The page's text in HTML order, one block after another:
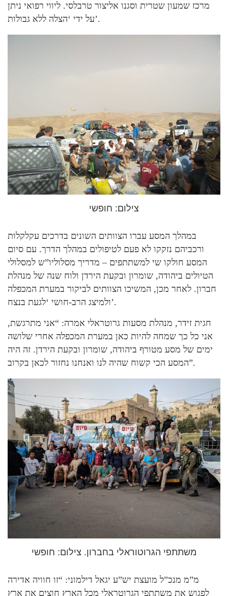
מרכז שמעון שטרית וסגנו אליצור טרבלסי. ליווי רפואי ניתן
על ידי ‘הצלה ללא גבולות’.
צילום: חופשי
במהלך המסע עברו הצוותים השונים בדרכים עקלקלות
ורכביהם נזקקו לא פעם לטיפולים במהלך הדרך. עם סיום
המסע חולקו שי למשתתפים – מדריך מסלוליו”ש למסלולי
הטיולים ביהודה, שומרון ובקעת הירדן ולוח שנה של מנהלת
חברון. לאחר מכן, המשיכו הצוותים לביקור במערת המכפלה
ולמיצג הרב-חושי ‘לגעת בנצח’.
חגית זידר, מנהלת מסעות גרוטראלי אמרה: “אני מתרגשת,
אני כל כך שמחה להיות כאן במערת המכפלה אחרי שלושה
ימים של מסע מטורף ביהודה, שומרון ובקעת הירדן. זה היה
המסע הכי קשוח שהיה לנו ואנחנו נחזור לכאן בקרוב”.
משתתפי הגרוטוראלי בחברון. צילום: חופשי
מ”מ מנכ”ל מועצת יש”ע יגאל דילמוני: “זו חוויה אדירה
לפגוש את משתתפי הגרוטראלי מכל הארץ חוצים את ארץ